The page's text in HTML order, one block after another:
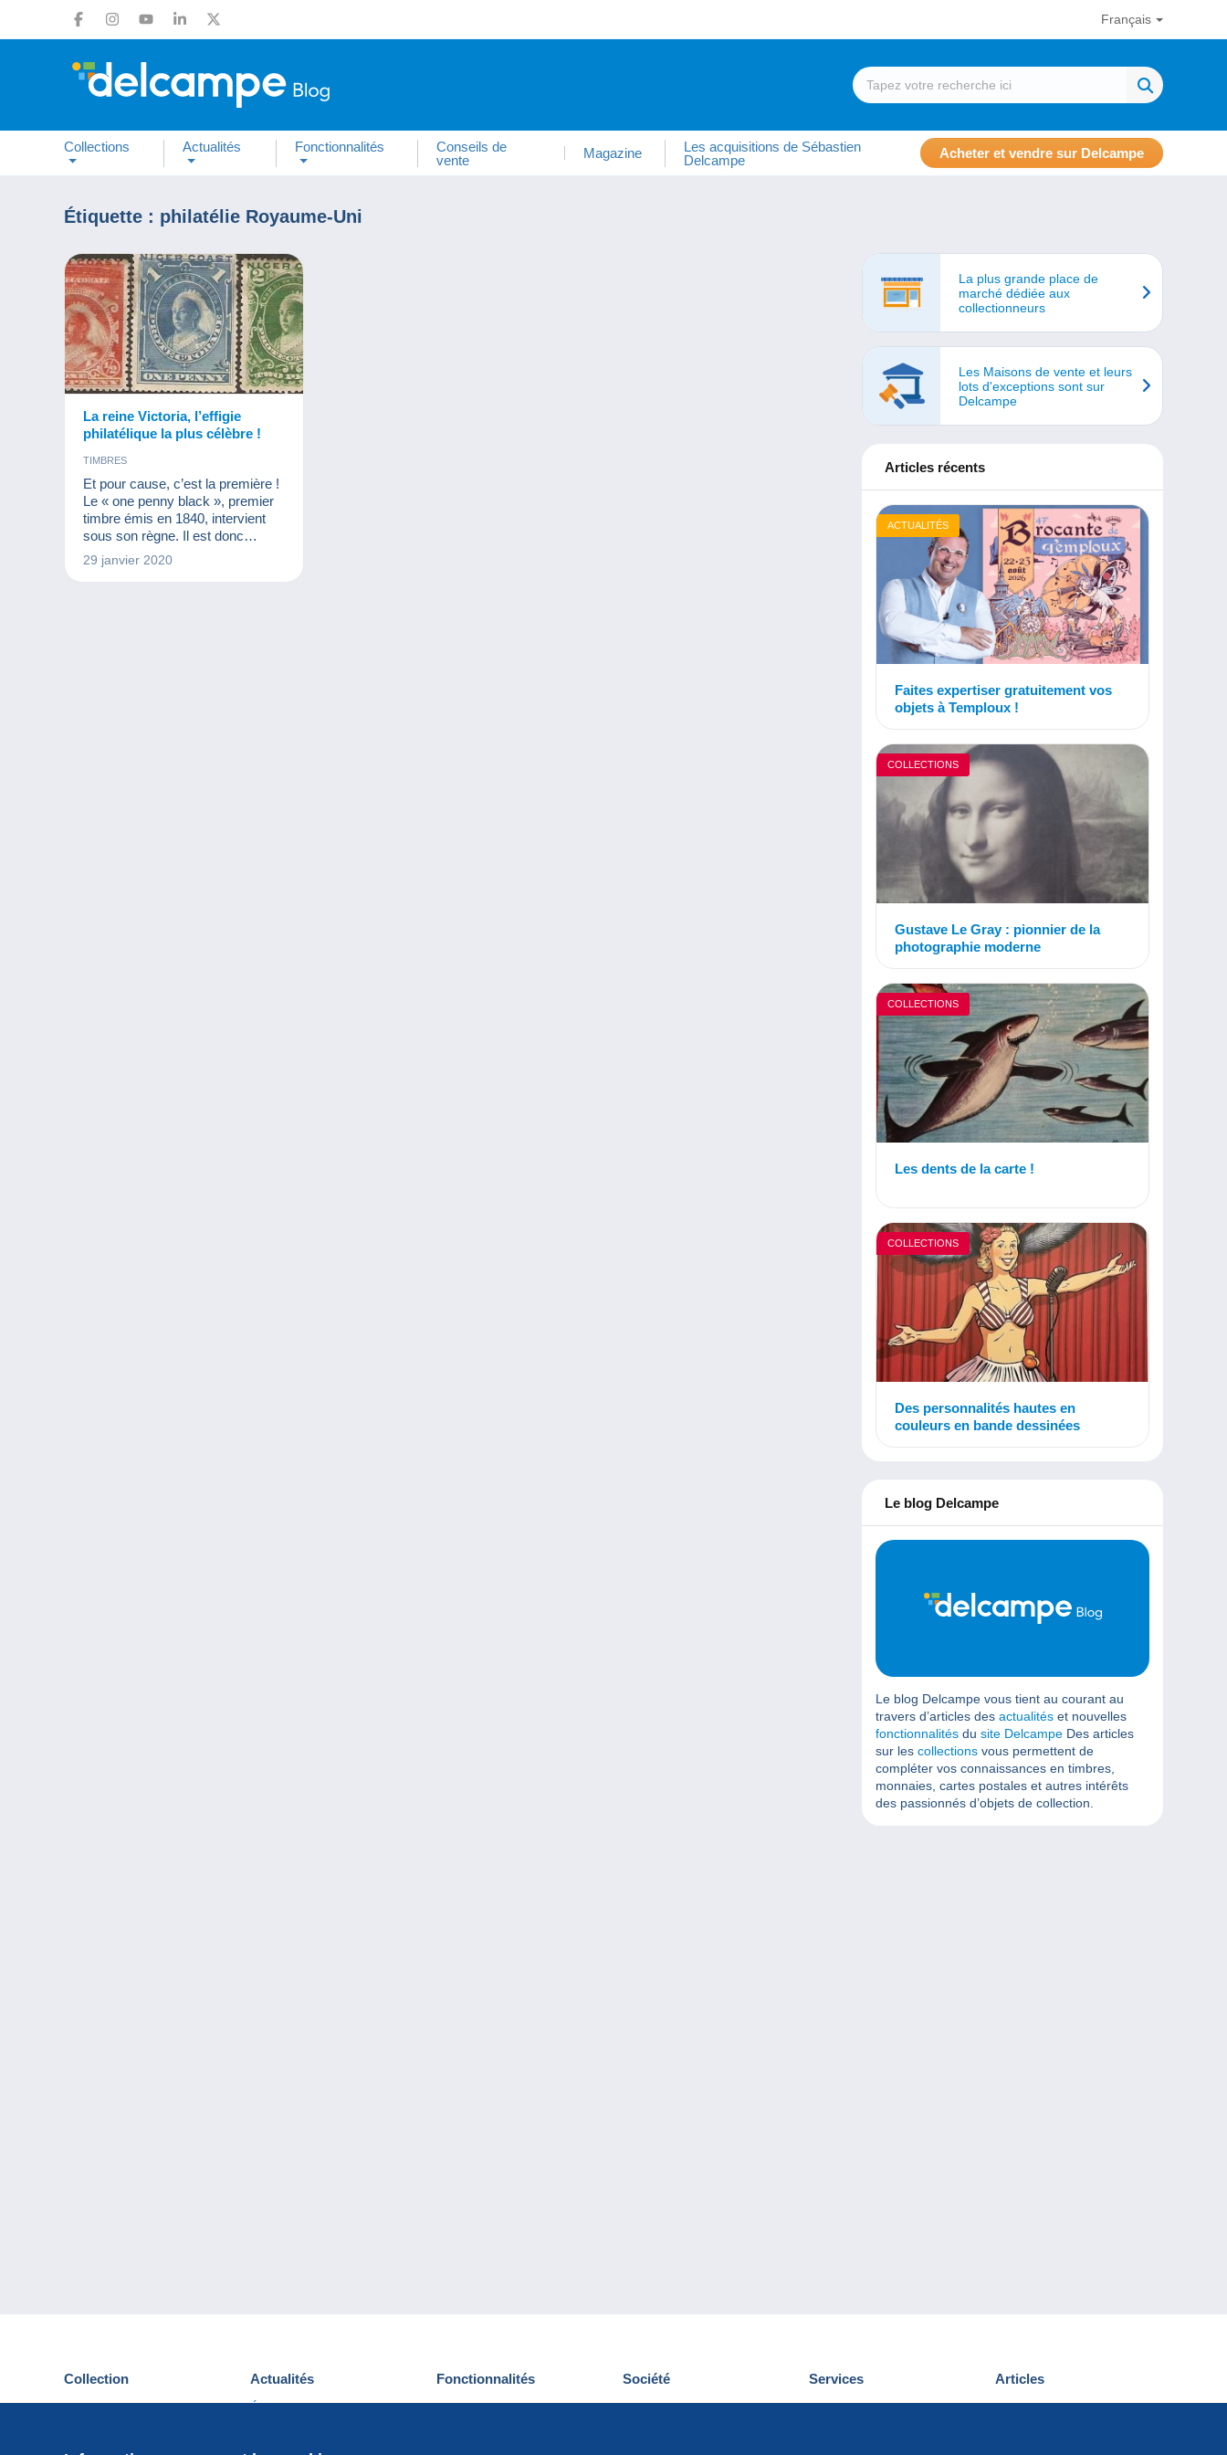
Français
Collections Actualités Fonctionnalités
Conseils de
vente
Magazine
Les acquisitions de Sébastien
Delcampe
Acheter et vendre sur Delcampe
Étiquette : philatélie Royaume-Uni
La reine Victoria, l’effigie
philatélique la plus célèbre !
TIMBRES
Et pour cause, c’est la première !
Le « one penny black », premier
timbre émis en 1840, intervient
sous son règne. Il est donc
parfaitement normal d’y retrouver
son portrait. Ajoutons à cela que
29 janvier 2020
La plus grande place de
marché dédiée aux
collectionneurs
Les Maisons de vente et leurs
lots d'exceptions sont sur
Delcampe
Articles récents
ACTUALITÉS
Faites expertiser gratuitement vos
objets à Temploux !
COLLECTIONS
Gustave Le Gray : pionnier de la
photographie moderne
COLLECTIONS
Les dents de la carte !
COLLECTIONS
Des personnalités hautes en
couleurs en bande dessinées
Le blog Delcampe
Le blog Delcampe vous tient au courant au
travers d’articles des actualités et nouvelles
fonctionnalités du site Delcampe Des articles
sur les collections vous permettent de
compléter vos connaissances en timbres,
monnaies, cartes postales et autres intérêts
des passionnés d’objets de collection.
Collection
Cartes postales
Actualités
Événements Delcampe
Fonctionnalités
Nouveautés
Société
Qui sommes-nous
Services
Découvrir Delcampe
Articles